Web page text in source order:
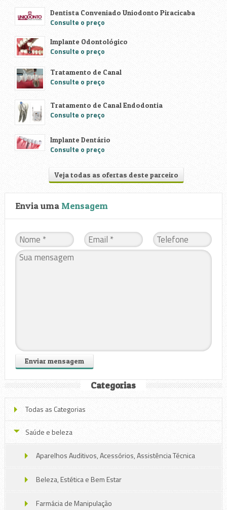
Dentista Conveniado Uniodonto Piracicaba
Consulte o preço
Implante Odontológico
Consulte o preço
Tratamento de Canal
Consulte o preço
Tratamento de Canal Endodontia
Consulte o preço
Implante Dentário
Consulte o preço
Veja todas as ofertas deste parceiro
Envia uma Mensagem
Categorias
Todas as Categorias
Saúde e beleza
Aparelhos Auditivos, Acessórios, Assistência Técnica
Beleza, Estética e Bem Estar
Farmácia de Manipulação